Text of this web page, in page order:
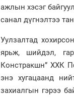
ажлын хэсэг
санал дүгнэлтээ
Уулзалтад
ярьж, шийдэл,
Констракшн” ХХК
энэ хугацаанд
захиалгын гэрээ